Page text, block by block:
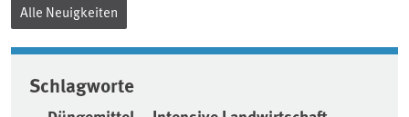
Alle Neuigkeiten
Schlagworte